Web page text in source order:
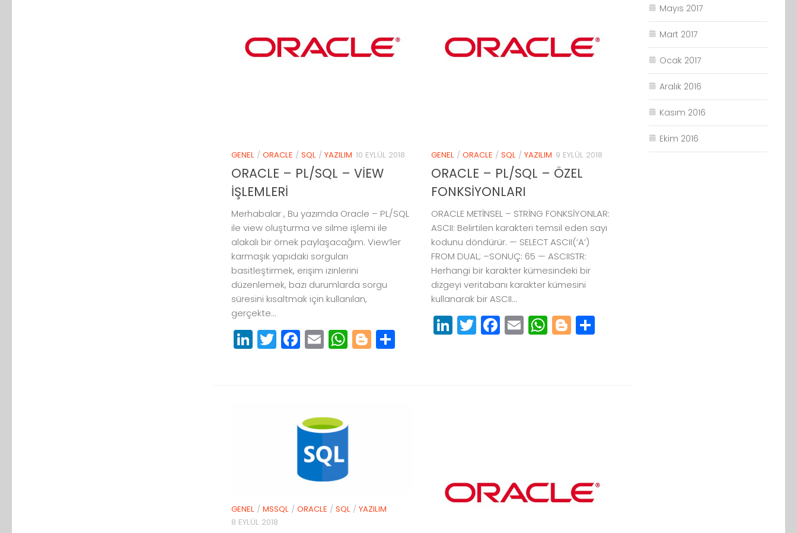
GENEL / ORACLE / SQL / YAZILIM 10 EYLÜL 2018
ORACLE – PL/SQL – VİEW
İŞLEMLERİ
Merhabalar , Bu yazımda Oracle – PL/SQL
ile view oluşturma ve silme işlemi ile
alakalı bir örnek paylaşacağım. View‘ler
karmaşık yapıdaki sorguları
basitleştirmek, erişim izinlerini
düzenlemek, bazı durumlarda sorgu
süresini kısaltmak için kullanılan,
gerçekte...
LinkedIn
Twitter
Facebook
EmailWhatsApp
Blogger
Paylaş
GENEL / ORACLE / SQL / YAZILIM 9 EYLÜL 2018
ORACLE – PL/SQL – ÖZEL
FONKSİYONLARI
ORACLE METİNSEL – STRİNG FONKSİYONLAR:
ASCII: Belirtilen karakteri temsil eden sayı
kodunu döndürür. — SELECT ASCII(‘A’)
FROM DUAL; –SONUÇ: 65 — ASCIISTR:
Herhangi bir karakter kümesindeki bir
dizgeyi veritabanı karakter kümesini
kullanarak bir ASCII...
LinkedIn
Twitter
Facebook
EmailWhatsApp
Blogger
GENEL / MSSQL / ORACLE / SQL / YAZILIM
8 EYLÜL 2018
Mayıs 2017
Mart 2017
Ocak 2017
Aralık 2016
Kasım 2016
Ekim 2016